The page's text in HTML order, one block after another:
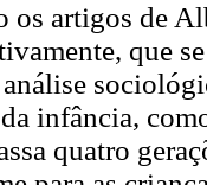
os artigos de
que
infância,
quatro